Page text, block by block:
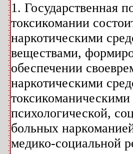
1. Государственная
токсикомании
наркотическими
веществами,
обеспечении
наркотическими
психологической,
больных
медико-социальной